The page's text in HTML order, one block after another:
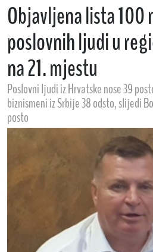
Objavljena lista
poslovnih ljudi u
na 21. mjestu
Poslovni ljudi iz Hrvatske nose 39
biznismeni iz Srbije 38 odsto, slijedi
posto